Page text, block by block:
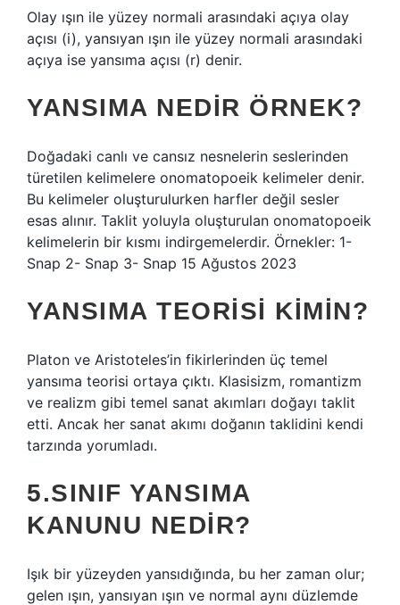
Olay ışın ile yüzey normali arasındaki açıya olay
açısı (i), yansıyan ışın ile yüzey normali arasındaki
açıya ise yansıma açısı (r) denir.
YANSIMA NEDIR ÖRNEK?
Doğadaki canlı ve cansız nesnelerin seslerinden
türetilen kelimelere onomatopoeik kelimeler denir.
Bu kelimeler oluşturulurken harfler değil sesler
esas alınır. Taklit yoluyla oluşturulan onomatopoeik
kelimelerin bir kısmı indirgemelerdir. Örnekler: 1-
Snap 2- Snap 3- Snap 15 Ağustos 2023
YANSIMA TEORISI KIMIN?
Platon ve Aristoteles’in fikirlerinden üç temel
yansıma teorisi ortaya çıktı. Klasisizm, romantizm
ve realizm gibi temel sanat akımları doğayı taklit
etti. Ancak her sanat akımı doğanın taklidini kendi
tarzında yorumladı.
5.SINIF YANSIMA
KANUNU NEDIR?
Işık bir yüzeyden yansıdığında, bu her zaman olur;
gelen ışın, yansıyan ışın ve normal aynı düzlemde